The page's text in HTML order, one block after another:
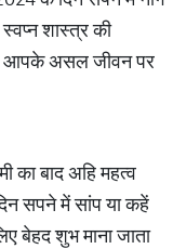
शास्त्र की
आपके असल जीवन पर
का बाद अहि महत्व
सपने में सांप या कहें
बेहद शुभ माना जाता